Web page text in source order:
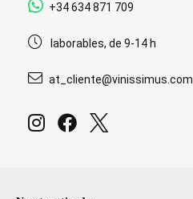
+34 634 871 709
laborables, de 9-14 h
at_cliente@vinissimus.com